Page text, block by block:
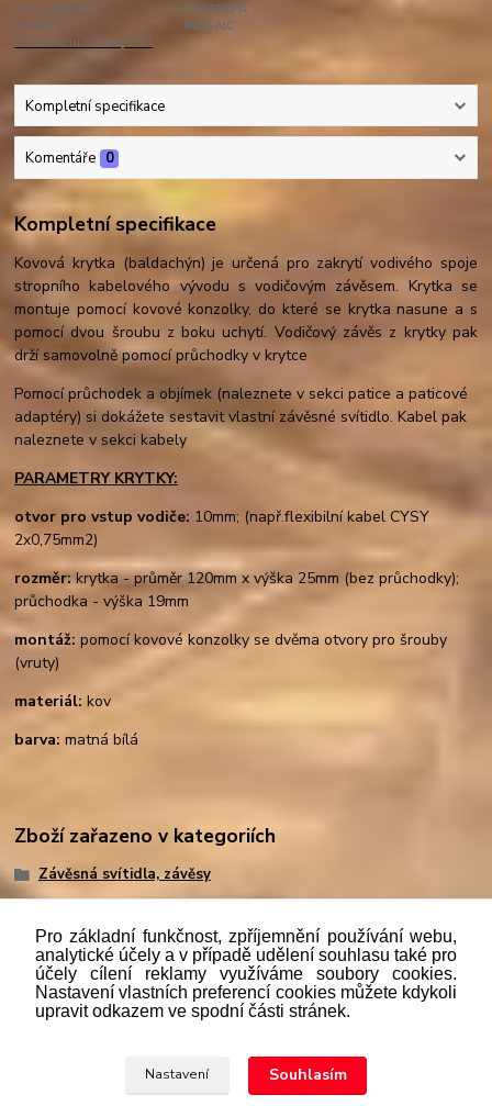
Číslo produktu:
000931PA
Výrobce:
MOSAIC
Hlídat cenu / dostupnost
Kompletní specifikace
Komentáře 0
Kompletní specifikace
Kovová krytka (baldachýn) je určená pro zakrytí vodivého spoje
stropního kabelového vývodu s vodičovým závěsem. Krytka se
montuje pomocí kovové konzolky, do které se krytka nasune a s
pomocí dvou šroubu z boku uchytí. Vodičový závěs z krytky pak
drží samovolně pomocí průchodky v krytce
Pomocí průchodek a objímek (naleznete v sekci patice a paticové
adaptéry) si dokážete sestavit vlastní závěsné svítidlo. Kabel pak
naleznete v sekci kabely
PARAMETRY KRYTKY:
otvor pro vstup vodiče: 10mm; (např.flexibilní kabel CYSY
2x0,75mm2)
rozměr: krytka - průměr 120mm x výška 25mm (bez průchodky);
průchodka - výška 19mm
montáž: pomocí kovové konzolky se dvěma otvory pro šrouby
(vruty)
materiál: kov
barva: matná bílá
Zboží zařazeno v kategoriích
Závěsná svítidla, závěsy
Podlezákona č. 112/mmmmm2016 Sb. o evidenci tržeb je
prodávající povinen vystavit kupujícímu účtenku. Zároveň je
případě technického výpadku pak nejpozději do 48 hodin.“
Upravit sběr cookies.
Pro základní funkčnost, zpříjemnění používání webu,
analytické účely a v případě udělení souhlasu také pro
účely cílení reklamy využíváme soubory cookies.
Nastavení vlastních preferencí cookies můžete kdykoli
upravit odkazem ve spodní části stránek.
Nastavení Souhlasím